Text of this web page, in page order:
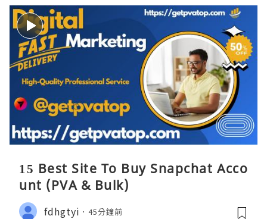
15 Best Site To Buy Snapchat Acco
unt (PVA & Bulk)
fdhgtyi 45分鐘前